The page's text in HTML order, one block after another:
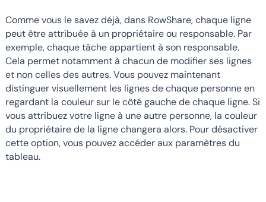
Comme vous le savez déjà, dans RowShare, chaque ligne
peut être attribuée à un propriétaire ou responsable. Par
exemple, chaque tâche appartient à son responsable.
Cela permet notamment à chacun de modifier ses lignes
et non celles des autres. Vous pouvez maintenant
distinguer visuellement les lignes de chaque personne en
regardant la couleur sur le côté gauche de chaque ligne. Si
vous attribuez votre ligne à une autre personne, la couleur
du propriétaire de la ligne changera alors. Pour désactiver
cette option, vous pouvez accéder aux paramètres du
tableau.